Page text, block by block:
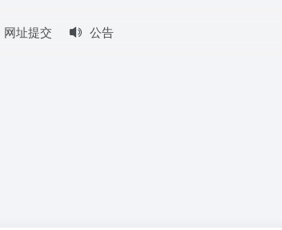
网址提交 公告